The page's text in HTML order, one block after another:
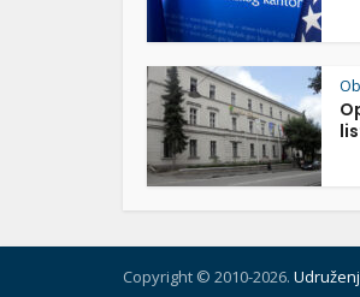
Copyright © 2010-2026.